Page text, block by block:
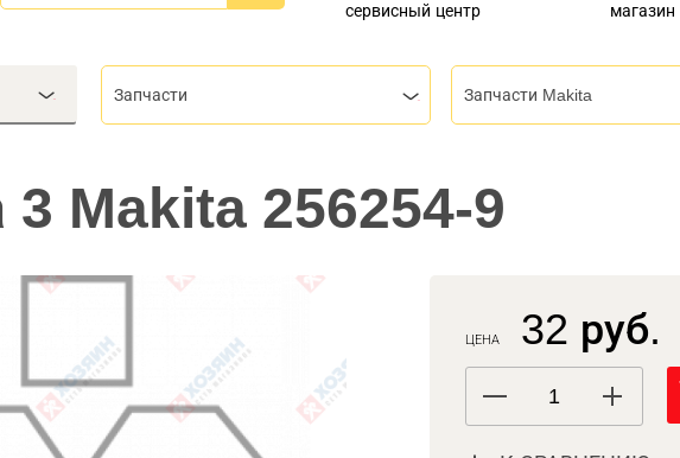
сервисный центр магазин
Запчасти Запчасти Makita
Makita 256254-9
ЦЕНА 32 руб.